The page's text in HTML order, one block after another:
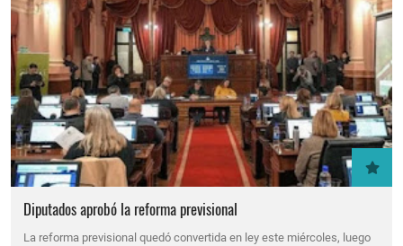
Diputados aprobó la reforma previsional
La reforma previsional quedó convertida en ley este miércoles, luego